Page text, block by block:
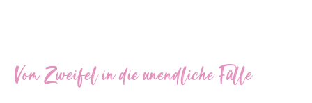
Vom Zweifel in die unendliche Fülle